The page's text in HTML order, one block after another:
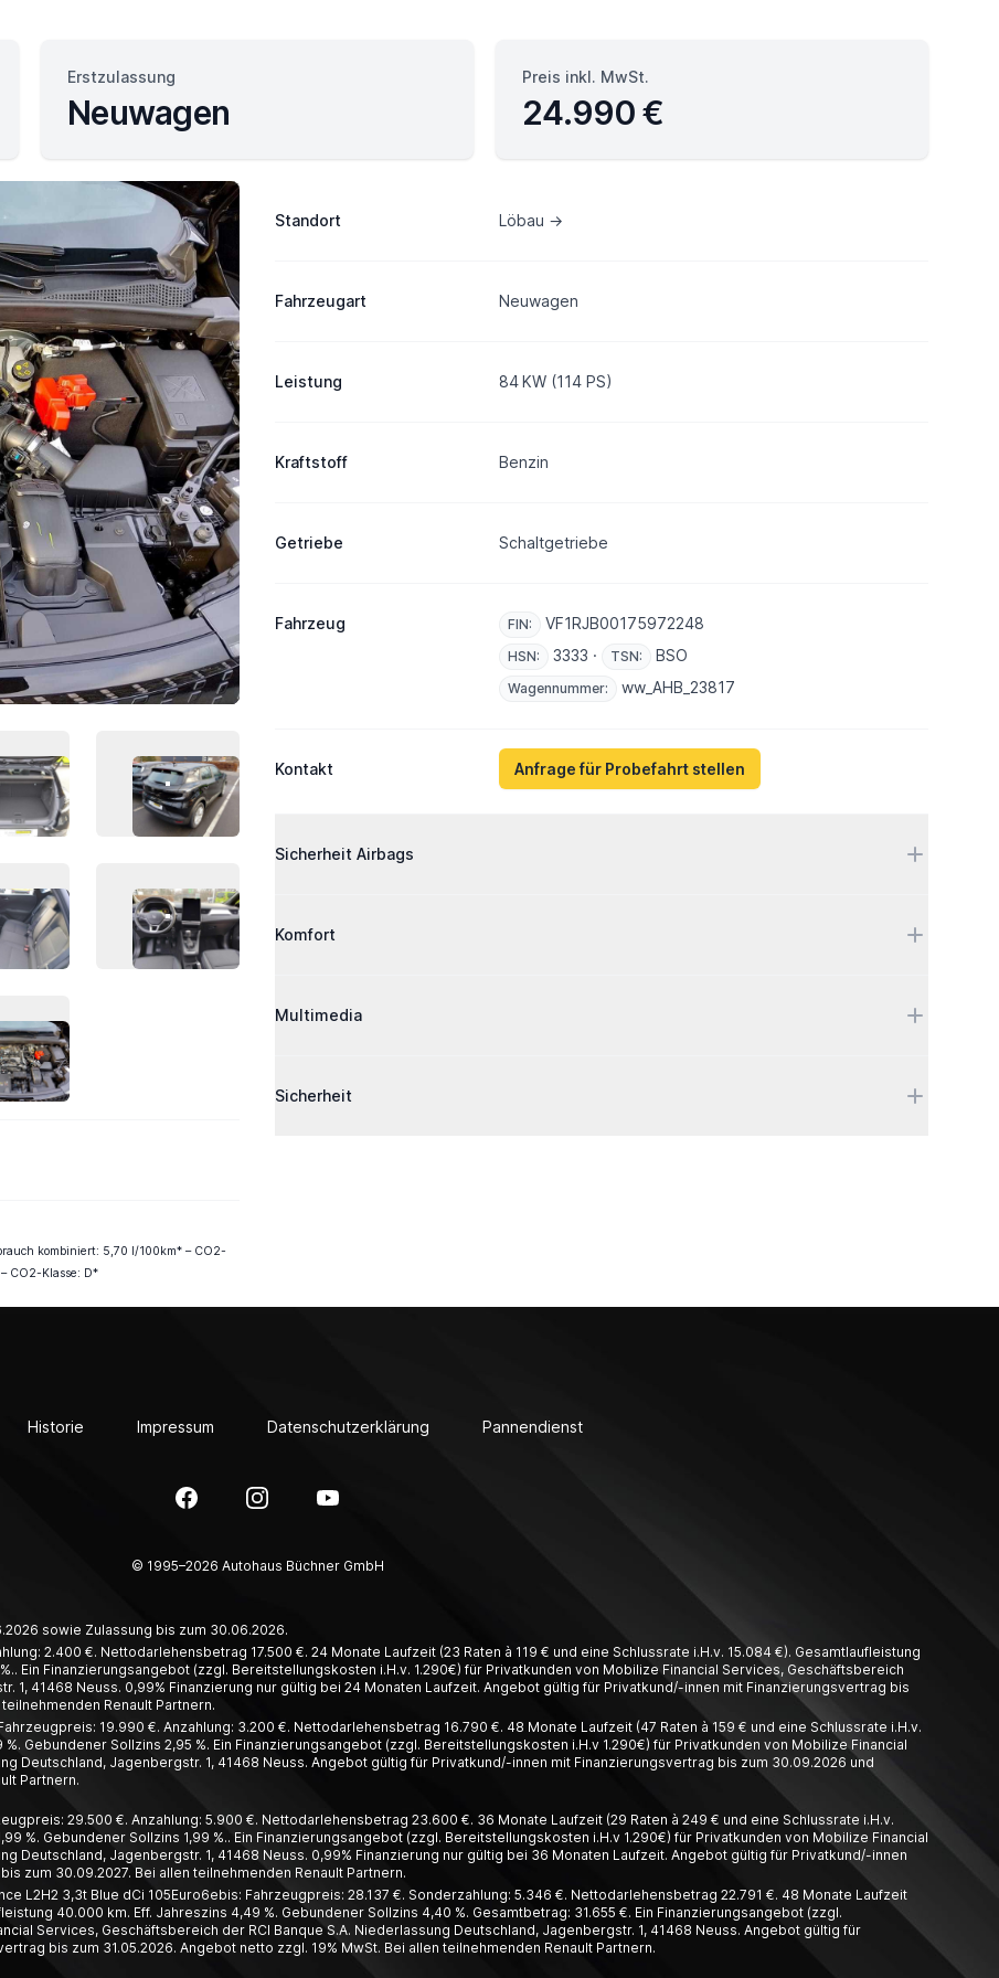
Erstzulassung
Neuwagen
Preis inkl. MwSt.
24.990 €
kombiniert: 5,70 l/100km* – CO2-
CO2-Klasse: D*
BILD 3 FAHRZEUG-BILD 4
BILD 7 FAHRZEUG-BILD 8
BILD 11
Standort Löbau →
Fahrzeugart Neuwagen
Leistung 84 KW (114 PS)
Kraftstoff Benzin
Getriebe Schaltgetriebe
Fahrzeug FIN: VF1RJB00175972248
HSN: 3333 · TSN: BSO
Wagennummer: ww_AHB_23817
Kontakt Anfrage für Probefahrt stellen
Sicherheit Airbags
Komfort
Multimedia
Sicherheit
Historie Impressum Datenschutzerklärung Pannendienst
FacebookInstagramYouTube
© 1995–2026 Autohaus Büchner GmbH
sowie Zulassung bis zum 30.06.2026.
2.400 €. Nettodarlehensbetrag 17.500 €. 24 Monate Laufzeit (23 Raten à 119 € und eine Schlussrate i.H.v. 15.084 €). Gesamtlaufleistung
Ein Finanzierungsangebot (zzgl. Bereitstellungskosten i.H.v. 1.290€) für Privatkunden von Mobilize Financial Services, Geschäftsbereich
1, 41468 Neuss. 0,99% Finanzierung nur gültig bei 24 Monaten Laufzeit. Angebot gültig für Privatkund/-innen mit Finanzierungsvertrag bis
Renault Partnern.
19.990 €. Anzahlung: 3.200 €. Nettodarlehensbetrag 16.790 €. 48 Monate Laufzeit (47 Raten à 159 € und eine Schlussrate i.H.v.
Gebundener Sollzins 2,95 %. Ein Finanzierungsangebot (zzgl. Bereitstellungskosten i.H.v 1.290€) für Privatkunden von Mobilize Financial
Deutschland, Jagenbergstr. 1, 41468 Neuss. Angebot gültig für Privatkund/-innen mit Finanzierungsvertrag bis zum 30.09.2026 und
Partnern.
29.500 €. Anzahlung: 5.900 €. Nettodarlehensbetrag 23.600 €. 36 Monate Laufzeit (29 Raten à 249 € und eine Schlussrate i.H.v.
%. Gebundener Sollzins 1,99 %.. Ein Finanzierungsangebot (zzgl. Bereitstellungskosten i.H.v 1.290€) für Privatkunden von Mobilize Financial
Deutschland, Jagenbergstr. 1, 41468 Neuss. 0,99% Finanzierung nur gültig bei 36 Monaten Laufzeit. Angebot gültig für Privatkund/-innen
zum 30.09.2027. Bei allen teilnehmenden Renault Partnern.
L2H2 3,3t Blue dCi 105Euro6ebis: Fahrzeugpreis: 28.137 €. Sonderzahlung: 5.346 €. Nettodarlehensbetrag 22.791 €. 48 Monate Laufzeit
40.000 km. Eff. Jahreszins 4,49 %. Gebundener Sollzins 4,40 %. Gesamtbetrag: 31.655 €. Ein Finanzierungsangebot (zzgl.
Services, Geschäftsbereich der RCI Banque S.A. Niederlassung Deutschland, Jagenbergstr. 1, 41468 Neuss. Angebot gültig für
bis zum 31.05.2026. Angebot netto zzgl. 19% MwSt. Bei allen teilnehmenden Renault Partnern.